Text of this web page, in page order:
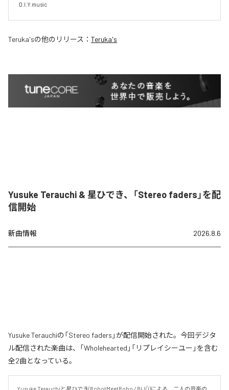
D.I.Y.music
Teruka'sの他のリリース： Teruka's
Yusuke Terauchi & 星ひでき、「Stereo faders」を配
信開始
新曲情報 2026.8.6
Yusuke Terauchiの「Stereo faders」が配信開始された。今回デジタ
ル配信された楽曲は、「Wholehearted」「リプレイシーユー」を含む
全2曲となっている。
Yusuke Terauchiと星ひでき(RobotMeetRobo / BIJŪ)による、二人の音楽の